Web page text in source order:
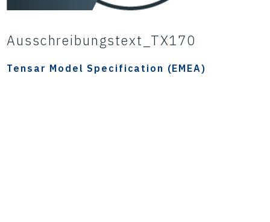
Ausschreibungstext_TX170
Tensar Model Specification (EMEA)